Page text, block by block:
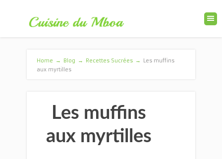
Home → Blog → Recettes Sucrées →
Les muffins
aux myrtilles
Les muffins
aux myrtilles